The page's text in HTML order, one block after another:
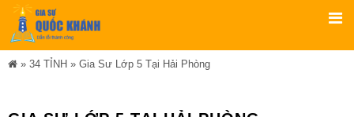
» 34 TỈNH » Gia Sư Lớp 5 Tại Hải Phòng